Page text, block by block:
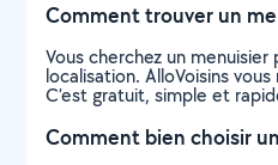
Comment trouver un
Vous cherchez un
localisation. AlloVoisins
C’est gratuit, simple et
Comment bien choisir